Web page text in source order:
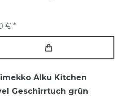
€ *
Alku Kitchen
Geschirrtuch grün